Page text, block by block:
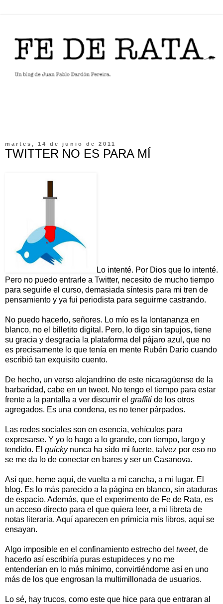
martes, 14 de junio de 2011
TWITTER NO ES PARA MÍ
Lo intenté. Por Dios que lo intenté.
Pero no puedo entrarle a Twitter, necesito de mucho tiempo
para seguirle el curso, demasiada síntesis para mi tren de
pensamiento y ya fui periodista para seguirme castrando.
No puedo hacerlo, señores. Lo mío es la lontananza en
blanco, no el billetito digital. Pero, lo digo sin tapujos, tiene
su gracia y desgracia la plataforma del pájaro azul, que no
es precisamente lo que tenía en mente Rubén Darío cuando
escribió tan exquisito cuento.
De hecho, un verso alejandrino de este nicaragüense de la
barbaridad, cabe en un tweet. No tengo el tiempo para estar
frente a la pantalla a ver discurrir el graffiti de los otros
agregados. Es una condena, es no tener párpados.
Las redes sociales son en esencia, vehículos para
expresarse. Y yo lo hago a lo grande, con tiempo, largo y
tendido. El quickynunca ha sido mi fuerte, talvez por eso no
se me da lo de conectar en bares y ser un Casanova.
Así que, heme aquí, de vuelta a mi cancha, a mi lugar. El
blog. Es lo más parecido a la página en blanco, sin ataduras
de espacio. Además, que el experimento de Fe de Rata, es
un acceso directo para el que quiera leer, a mi libreta de
notas literaria. Aquí aparecen en primicia mis libros, aquí se
ensayan.
Algo imposible en el confinamiento estrecho del tweet, de
hacerlo así escribiría puras estupideces y no me
entenderían en lo más mínimo, convirtiéndome así en uno
más de los que engrosan la multimillonada de usuarios.
Lo sé, hay trucos, como este que hice para que entraran al